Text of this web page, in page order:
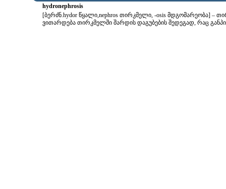
hydronephrosis
[ბერძნ.hydor წყალი,nephros თირკმელი, -osis მდგომარეობა] –
ვითარდება თირკმელში შარდის დაგუბების შედეგად, რაც